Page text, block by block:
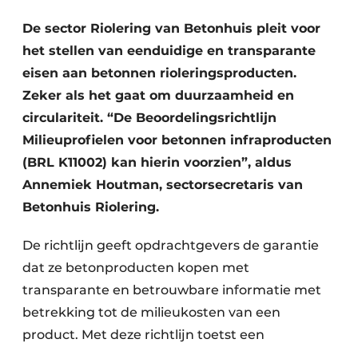
Vacature aanmelden
De sector Riolering van Betonhuis pleit voor
het stellen van eenduidige en transparante
eisen aan betonnen rioleringsproducten.
Zeker als het gaat om duurzaamheid en
circulariteit. “De Beoordelingsrichtlijn
Milieuprofielen voor betonnen infraproducten
(BRL K11002) kan hierin voorzien”, aldus
Annemiek Houtman, sectorsecretaris van
Betonhuis Riolering.
De richtlijn geeft opdrachtgevers de garantie
dat ze betonproducten kopen met
transparante en betrouwbare informatie met
betrekking tot de milieukosten van een
product. Met deze richtlijn toetst een